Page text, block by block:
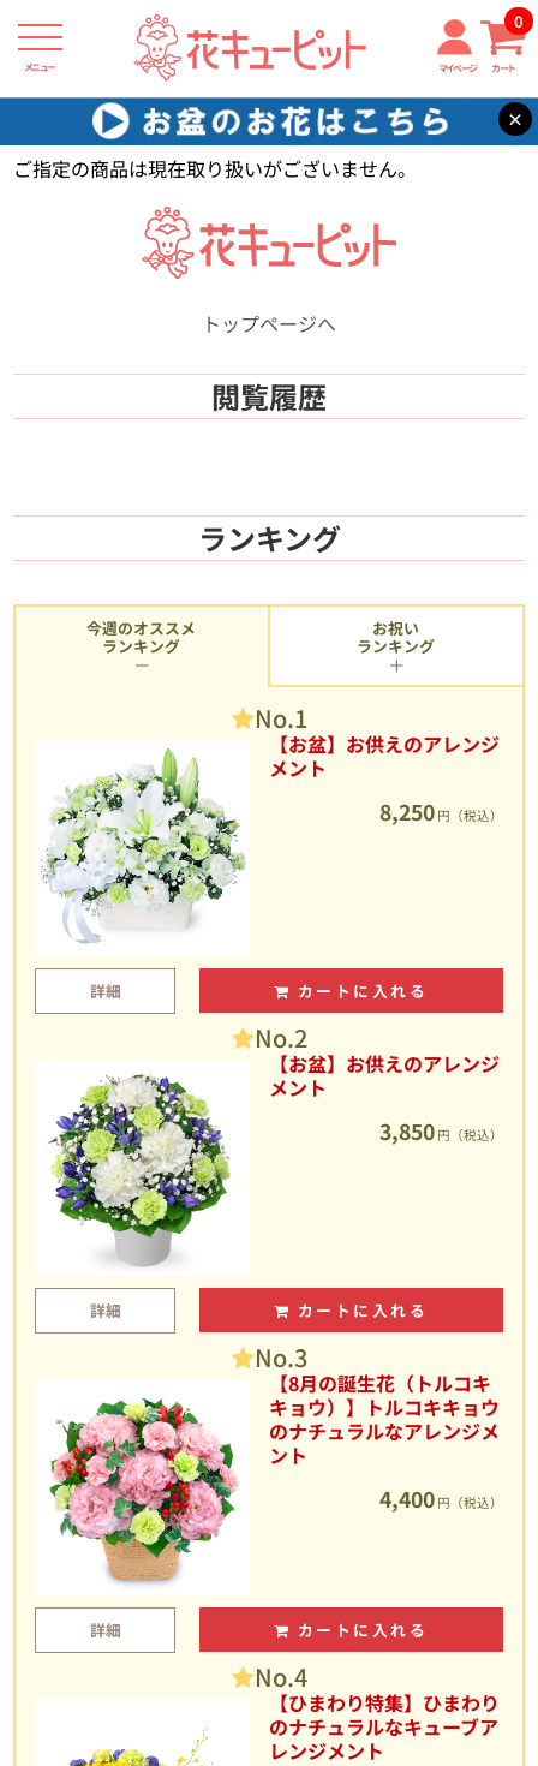
メニュー マイページ カート
0
×
花キューピット 【】
ご指定の商品は現在取り扱いがございません。
トップページへ
閲覧履歴
ランキング
今週のオススメ
ランキング
No.1
【お盆】お供えのアレンジ
メント
8,250 円（税込）
詳細 カートに入れる
No.2
【お盆】お供えのアレンジ
メント
3,850 円（税込）
詳細 カートに入れる
No.3
【8月の誕生花（トルコキ
キョウ）】トルコキキョウ
のナチュラルなアレンジメ
ント
4,400 円（税込）
詳細 カートに入れる
No.4
【ひまわり特集】ひまわり
のナチュラルなキューブア
レンジメント
お祝い
ランキング